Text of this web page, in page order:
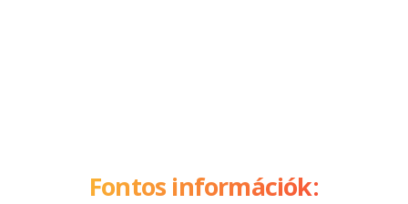
Fontos információk: